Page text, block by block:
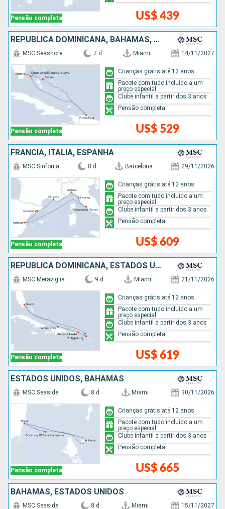
Pensão completa US$ 439
REPUBLICA DOMINICANA, BAHAMAS, ESTADOS UNIDOS
Pensão completa
MSC Seashore 7 d Miami 14/11/2027
US$ 529
Crianças grátis até 12 anos
Pacote com tudo incluído a um
preço especial
Clube infantil a partir dos 3 anos
Pensão completa
FRANCIA, ITÁLIA, ESPANHA
Pensão completa
MSC Sinfonia 8 d Barcelona 29/11/2026
US$ 609
Crianças grátis até 12 anos
Pacote com tudo incluído a um
preço especial
Clube infantil a partir dos 3 anos
Pensão completa
REPUBLICA DOMINICANA, ESTADOS UNIDOS
Pensão completa
MSC Meraviglia 9 d Miami 21/11/2026
US$ 619
Crianças grátis até 12 anos
Pacote com tudo incluído a um
preço especial
Clube infantil a partir dos 3 anos
Pensão completa
ESTADOS UNIDOS, BAHAMAS
Pensão completa
MSC Seaside 8 d Miami 30/11/2026
US$ 665
Crianças grátis até 12 anos
Pacote com tudo incluído a um
preço especial
Clube infantil a partir dos 3 anos
Pensão completa
BAHAMAS, ESTADOS UNIDOS
MSC Seaside 8 d Miami 15/11/2027